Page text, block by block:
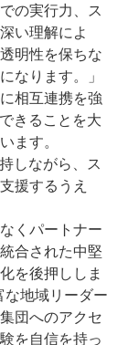
の実行力、ス
い理解によ
明性を保ちな
なります。」
相互連携を強
きることを大
ます。
しながら、ス
援するうえ
くパートナー
合された中堅
を後押ししま
な地域リーダー
団へのアクセ
を自信を持っ